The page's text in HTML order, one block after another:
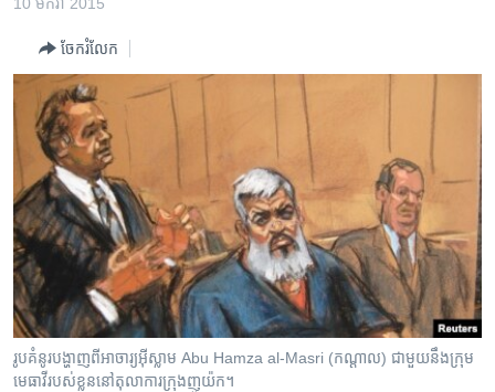
ទំព័រ​
ម្តង
ទៅ​
ទំព័រ​
រចនា
សម្ព័ន្ធ​
រំលង​
និង​
ទៅ​
កម្ពុជាច្នៃប្រតិដ្ឋ
ព្រឹត្តិការណ៍ព័ត៌មាន
ទូរទស្សន៍ / វីដេអូ​
វិទ្យុ / ផតខាសថ៍
កម្មវិធីទាំងអស់
Khmer English
បណ្តាញ​សង្គម
ចែករំលែក
រូប​គំនូរ​បង្ហាញ​ពី​អាចារ្យ​អ៊ីស្លាម​ Abu Hamza al-Masri (កណ្តាល) ជាមួយ​នឹងក្រុម​
មេធាវី​របស់​ខ្លួន​នៅ​តុលាការ​ក្រុង​ញូយ៉ក​។